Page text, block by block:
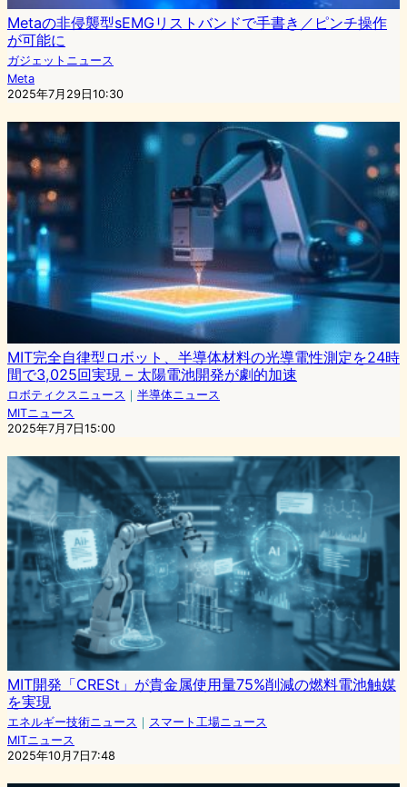
Metaの非侵襲型sEMGリストバンドで手書き／ピンチ操作
が可能に
ガジェットニュース
Meta
2025年7月29日10:30
MIT完全自律型ロボット、半導体材料の光導電性測定を24時
間で3,025回実現 – 太陽電池開発が劇的加速
ロボティクスニュース ｜ 半導体ニュース
MITニュース
2025年7月7日15:00
MIT開発「CRESt」が貴金属使用量75%削減の燃料電池触媒
を実現
エネルギー技術ニュース ｜ スマート工場ニュース
MITニュース
2025年10月7日7:48